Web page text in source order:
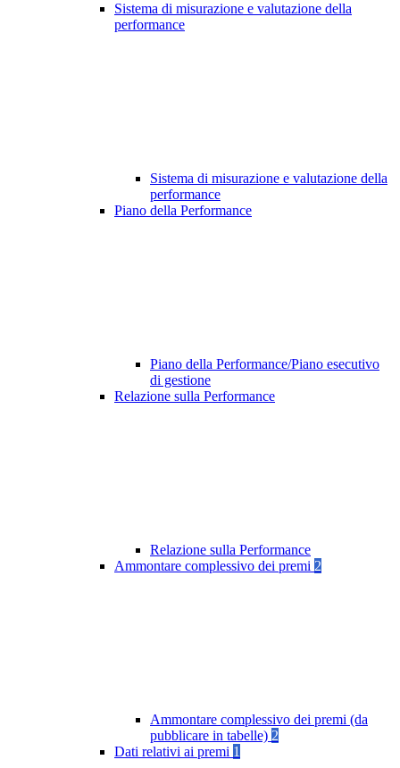
Sistema di misurazione e valutazione della
performance
Sistema di misurazione e valutazione della
performance
Piano della Performance
Piano della Performance/Piano esecutivo
di gestione
Relazione sulla Performance
Relazione sulla Performance
Ammontare complessivo dei premi 2
Ammontare complessivo dei premi (da
pubblicare in tabelle) 2
Dati relativi ai premi 1